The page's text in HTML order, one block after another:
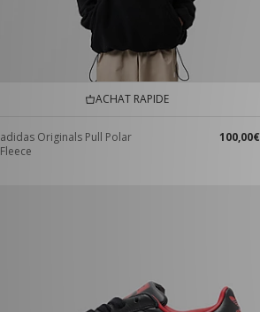
ACHAT RAPIDE
adidas Originals Pull Polar
Fleece
100,00€